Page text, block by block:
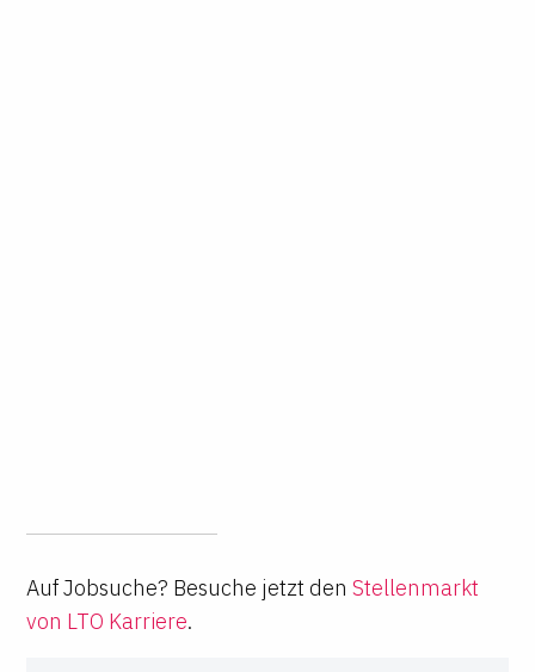
Auf Jobsuche? Besuche jetzt den Stellenmarkt
von LTO Karriere.